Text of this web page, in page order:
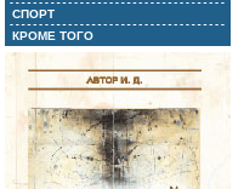
СПОРТ
КРОМЕ ТОГО